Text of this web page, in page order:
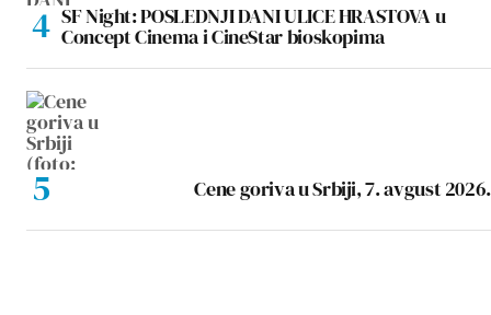
SF Night: POSLEDNJI DANI ULICE HRASTOVA u
Concept Cinema i CineStar bioskopima
Cene goriva u Srbiji, 7. avgust 2026.